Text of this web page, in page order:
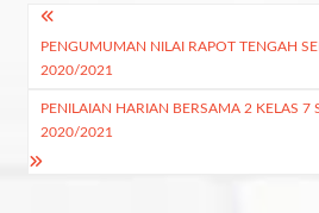
Navigasi
pos
PENGUMUMAN NILAI RAPOT TENGAH
2020/2021
PENILAIAN HARIAN BERSAMA 2 KELAS 7
2020/2021